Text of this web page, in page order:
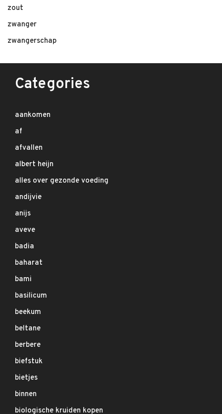
zout
zwanger
zwangerschap
Categories
aankomen
af
afvallen
albert heijn
alles over gezonde voeding
andijvie
anijs
aveve
badia
baharat
bami
basilicum
beekum
beltane
berbere
biefstuk
bietjes
binnen
biologische kruiden kopen